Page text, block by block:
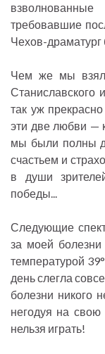
требовавшие
Чехов-
Чем же мы
так уж
эти две любви —
мы были полны
счастьем и
в души
победы...
Следующие
за моей
температурой
день слегла
болезни никого
негодуя на
нельзя играть!